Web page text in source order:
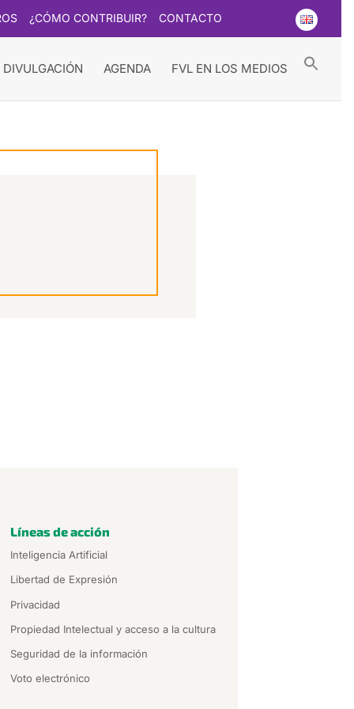
¿CÓMO CONTRIBUIR? CONTACTO
AGENDA FVL EN LOS MEDIOS
Líneas de acción
Inteligencia Artificial
Libertad de Expresión
Privacidad
Propiedad Intelectual y acceso a la cultura
Seguridad de la información
Voto electrónico